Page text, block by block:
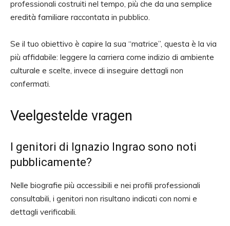
professionali costruiti nel tempo, più che da una semplice
eredità familiare raccontata in pubblico.
Se il tuo obiettivo è capire la sua “matrice”, questa è la via
più affidabile: leggere la carriera come indizio di ambiente
culturale e scelte, invece di inseguire dettagli non
confermati.
Veelgestelde vragen
I genitori di Ignazio Ingrao sono noti
pubblicamente?
Nelle biografie più accessibili e nei profili professionali
consultabili, i genitori non risultano indicati con nomi e
dettagli verificabili.